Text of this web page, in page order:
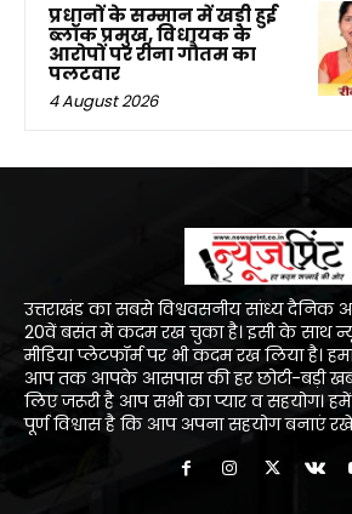
प्रधानों के सम्मान में खड़ी हुई
ब्लॉक प्रमुख, विधायक के
आरोपों पर रीना गौतम का
पलटवार
4 August 2026
उत्तराखंड का सबसे विश्ववसनीय सांध्य दैनिक
20वें बसंत में कदम रख चुका है। इसी के साथ
मीडिया प्लेटफॉर्म पर भी कदम रख लिया है।
आप तक आपके आसपास की हर छोटी-बड़ी
लिए जरूरी है आप सभी का प्यार व सहयोग।
पूर्ण विश्वास है कि आप अपना सहयोग बनाएं